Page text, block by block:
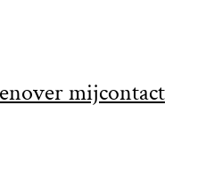
over mijcontact